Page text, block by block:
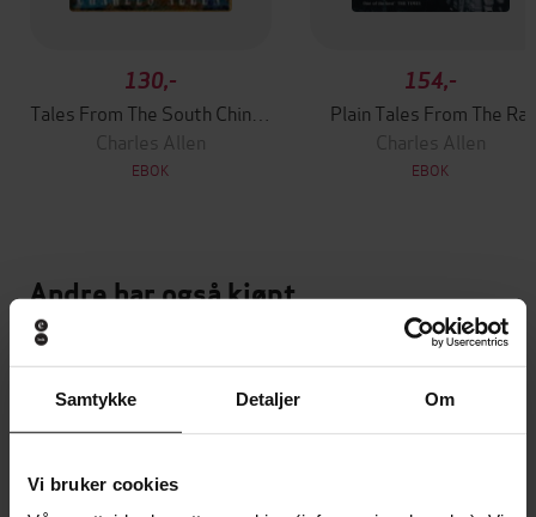
Samtykke Detaljer Om
Vi bruker cookies
130,-
Charles Allen
EBOK
154,-
Plain Tales From The Raj
Charles Allen
EBOK
Andre har også kjøpt
Premium
Vinner av Rivertonprisen
Premium
Første gang på tilbud